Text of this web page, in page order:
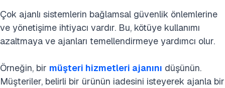
Çok ajanlı sistemlerin bağlamsal güvenlik önlemlerine
ve yönetişime ihtiyacı vardır. Bu, kötüye kullanımı
azaltmaya ve ajanları temellendirmeye yardımcı olur.
Örneğin, bir müşteri hizmetleri ajanını düşünün.
Müşteriler, belirli bir ürünün iadesini isteyerek ajanla bir